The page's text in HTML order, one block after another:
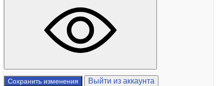
Сохранить изменения
Выйти из аккаунта